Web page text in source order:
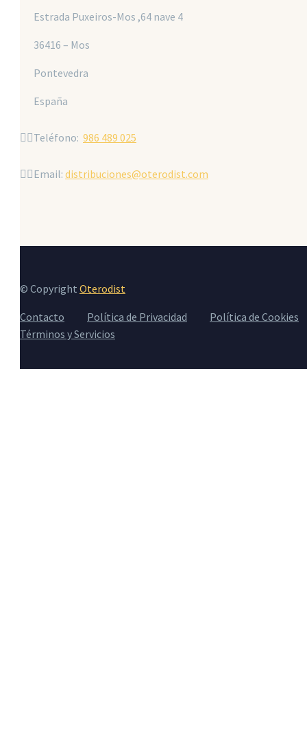
Estrada Puxeiros-Mos ,64 nave 4
36416 – Mos
Pontevedra
España
Teléfono: 986 489 025
Email: distribuciones@oterodist.com
© Copyright Oterodist
Contacto Política de Privacidad
Política de Cookies
Términos y Servicios